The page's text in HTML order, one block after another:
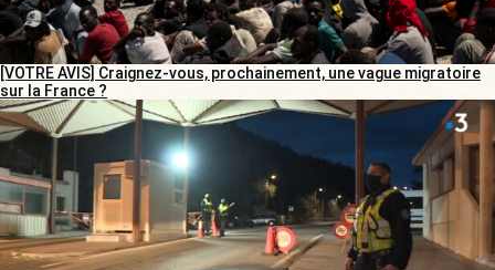
[VOTRE AVIS] Craignez-vous, prochainement, une vague migratoire
sur la France ?